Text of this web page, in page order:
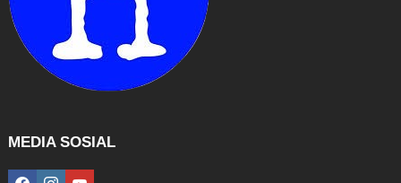
MEDIA SOSIAL
facebookinstagramyoutube